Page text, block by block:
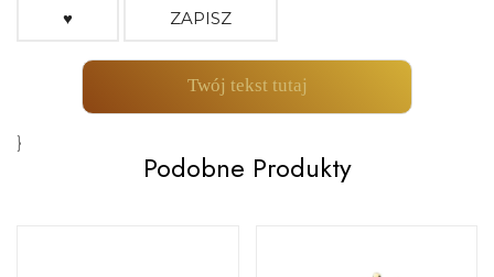
♥ ZAPISZ
Twój tekst tutaj
}
Podobne Produkty